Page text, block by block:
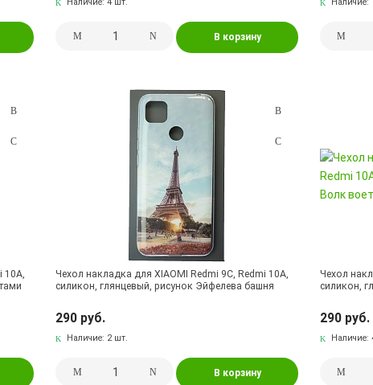
В корзину
10A,
Чехол накладка для XIAOMI Redmi 9C, Redmi 10A,
силикон, глянцевый, рисунок Эйфелева башня
290 руб.
Наличие: 2 шт.
В корзину
Чехол
силикон,
290 руб.
Наличие: